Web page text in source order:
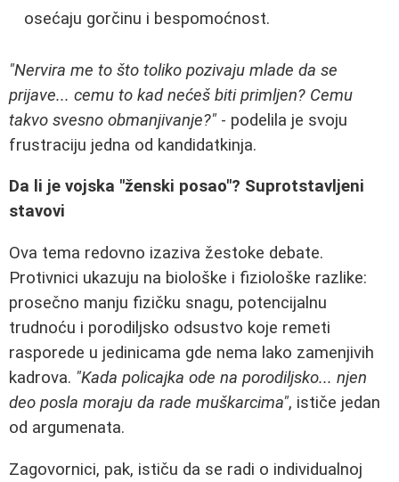
osećaju gorčinu i bespomoćnost.
"Nervira me to što toliko pozivaju mlade da se
prijave... cemu to kad nećeš biti primljen? Cemu
takvo svesno obmanjivanje?" - podelila je svoju
frustraciju jedna od kandidatkinja.
Da li je vojska "ženski posao"? Suprotstavljeni
stavovi
Ova tema redovno izaziva žestoke debate.
Protivnici ukazuju na biološke i fiziološke razlike:
prosečno manju fizičku snagu, potencijalnu
trudnoću i porodiljsko odsustvo koje remeti
rasporede u jedinicama gde nema lako zamenjivih
kadrova. "Kada policajka ode na porodiljsko... njen
deo posla moraju da rade muškarcima", ističe jedan
od argumenata.
Zagovornici, pak, ističu da se radi o individualnoj